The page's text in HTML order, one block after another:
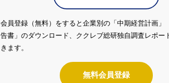
会員登録（無料）をすると企業別の「中期経営計画」
告書」のダウンロード、ククレブ総研独自調査レポー
きます。
無料会員登録